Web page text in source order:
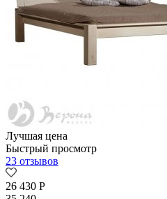
Лучшая цена
Быстрый просмотр
23 отзывов
26 430 Р